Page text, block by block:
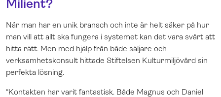
Milient?
När man har en unik bransch och inte är helt säker på hur
man vill att allt ska fungera i systemet kan det vara svårt att
hitta rätt. Men med hjälp från både säljare och
verksamhetskonsult hittade Stiftelsen Kulturmiljövård sin
perfekta lösning.
“Kontakten har varit fantastisk. Både Magnus och Daniel